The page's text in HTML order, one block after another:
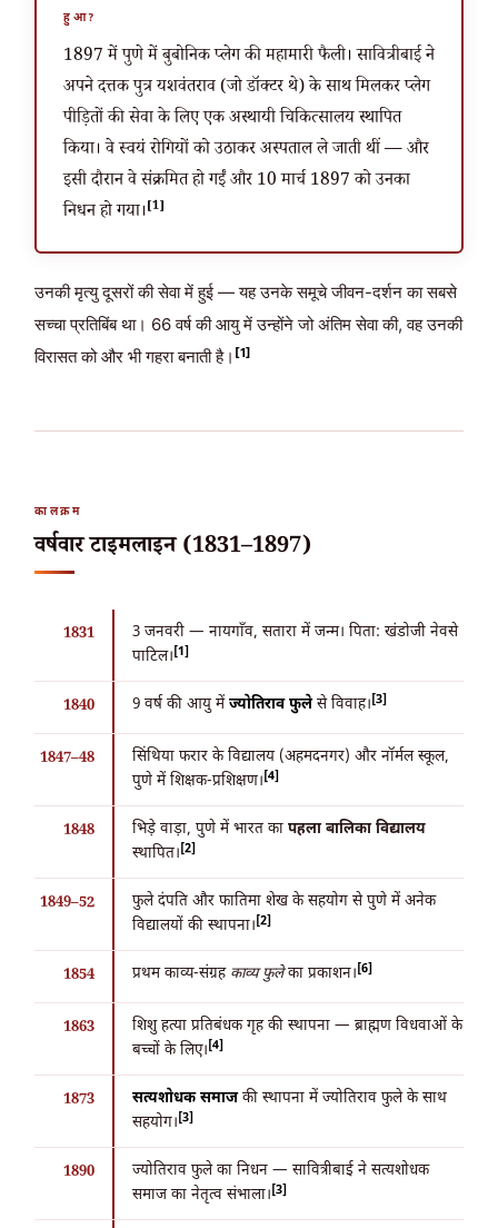
हुआ?
1897 में पुणे में बुबोनिक प्लेग की महामारी फैली। सावित्रीबाई ने
अपने दत्तक पुत्र यशवंतराव (जो डॉक्टर थे) के साथ मिलकर प्लेग
पीड़ितों की सेवा के लिए एक अस्थायी चिकित्सालय स्थापित
किया। वे स्वयं रोगियों को उठाकर अस्पताल ले जाती थीं — और
इसी दौरान वे संक्रमित हो गईं और 10 मार्च 1897को उनका
निधन हो गया।[1]
उनकी मृत्यु दूसरों की सेवा में हुई — यह उनके समूचे जीवन-दर्शन का सबसे
सच्चा प्रतिबिंब था। 66 वर्ष की आयु में उन्होंने जो अंतिम सेवा की, वह उनकी
विरासत को और भी गहरा बनाती है। [1]
कालक्रम
वर्षवार टाइमलाइन (1831–1897)
1831 3 जनवरी — नायगाँव, सतारा में जन्म। पिता: खंडोजी नेवसे
पाटिल। [1]
1840 9 वर्ष की आयु मेंज्योतिराव फुलेसे विवाह। [3]
1847–48
सिंथिया फरार के विद्यालय (अहमदनगर) और नॉर्मल स्कूल,
पुणे में शिक्षक-प्रशिक्षण। [4]
1848 भिड़े वाड़ा, पुणे में भारत का पहला बालिका विद्यालय
स्थापित। [2]
1849–52
फुले दंपति और फातिमा शेख के सहयोग से पुणे में अनेक
विद्यालयों की स्थापना। [2]
1854 प्रथम काव्य-संग्रह काव्य फुलेका प्रकाशन। [6]
1863
शिशु हत्या प्रतिबंधक गृह की स्थापना — ब्राह्मण विधवाओं के
बच्चों के लिए। [4]
1873 सत्यशोधक समाजकी स्थापना में ज्योतिराव फुले के साथ
सहयोग। [3]
1890
ज्योतिराव फुले का निधन — सावित्रीबाई ने सत्यशोधक
समाज का नेतृत्व संभाला। [3]